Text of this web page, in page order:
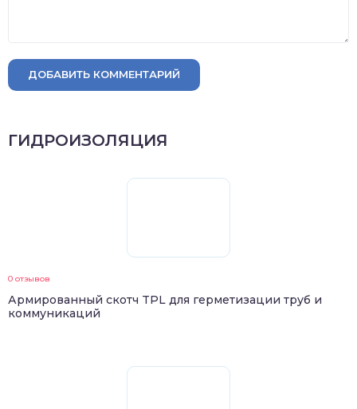
ДОБАВИТЬ КОММЕНТАРИЙ
ГИДРОИЗОЛЯЦИЯ
0 отзывов
Армированный скотч TPL для герметизации труб и
коммуникаций